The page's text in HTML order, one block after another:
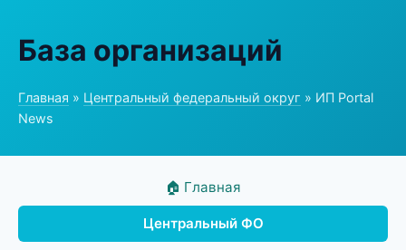
База организаций
Главная » Центральный федеральный округ » ИП Portal
News
🏠 Главная
Центральный ФО